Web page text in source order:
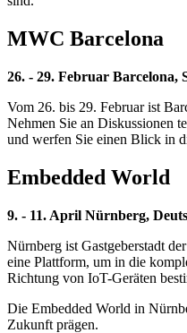
MWC Barcelona
26. - 29. Februar Barcelona,
Vom 26. bis 29. Februar ist
Nehmen Sie an Diskussionen
und werfen Sie einen Blick in
Embedded World
9. - 11. April Nürnberg,
Nürnberg ist Gastgeberstadt der
eine Plattform, um in die
Richtung von IoT-Geräten
Die Embedded World in
Zukunft prägen.